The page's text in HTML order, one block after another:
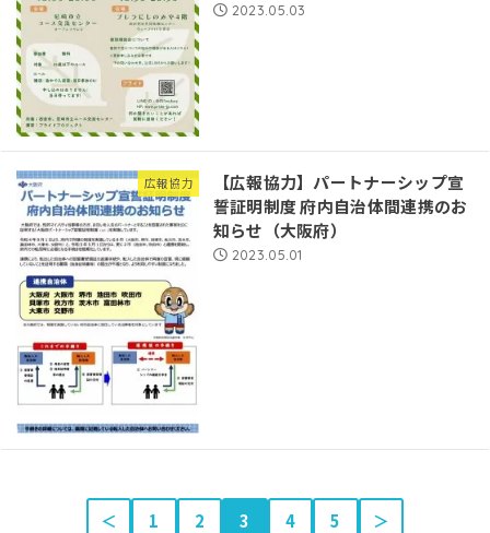
2023.05.03
広報協力
【広報協力】パートナーシップ宣
誓証明制度 府内自治体間連携のお
知らせ（大阪府）
2023.05.01
＜ 1 2 3 4 5 ＞